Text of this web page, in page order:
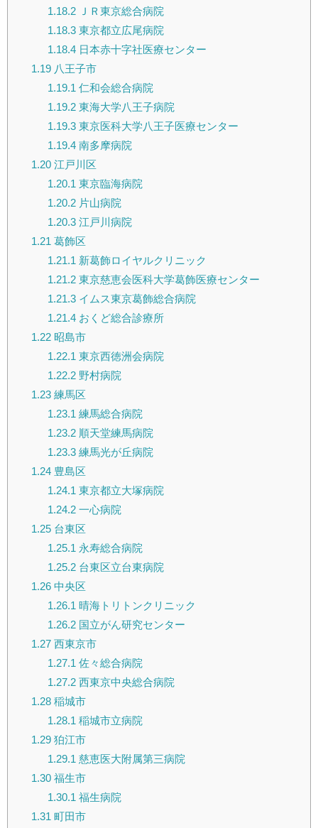
1.18.2ＪＲ東京総合病院
1.18.3東京都立広尾病院
1.18.4日本赤十字社医療センター
1.19八王子市
1.19.1 仁和会総合病院
1.19.2東海大学八王子病院
1.19.3東京医科大学八王子医療センター
1.19.4南多摩病院
1.20江戸川区
1.20.1 東京臨海病院
1.20.2片山病院
1.20.3江戸川病院
1.21 葛飾区
1.21.1 新葛飾ロイヤルクリニック
1.21.2東京慈恵会医科大学葛飾医療センター
1.21.3イムス東京葛飾総合病院
1.21.4おくど総合診療所
1.22昭島市
1.22.1 東京西徳洲会病院
1.22.2野村病院
1.23練馬区
1.23.1 練馬総合病院
1.23.2順天堂練馬病院
1.23.3練馬光が丘病院
1.24豊島区
1.24.1 東京都立大塚病院
1.24.2一心病院
1.25台東区
1.25.1 永寿総合病院
1.25.2台東区立台東病院
1.26中央区
1.26.1 晴海トリトンクリニック
1.26.2国立がん研究センター
1.27西東京市
1.27.1 佐々総合病院
1.27.2西東京中央総合病院
1.28稲城市
1.28.1 稲城市立病院
1.29狛江市
1.29.1 慈恵医大附属第三病院
1.30福生市
1.30.1 福生病院
1.31 町田市